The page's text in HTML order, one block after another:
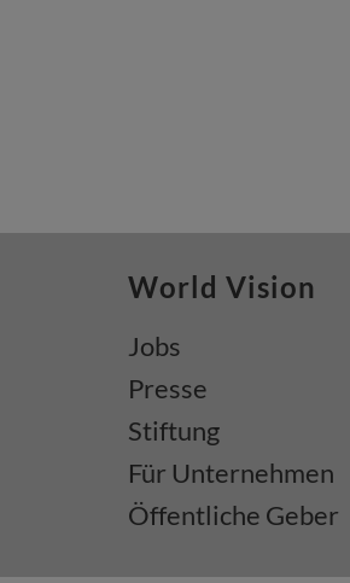
World Vision
Jobs
Presse
Stiftung
Für Unternehmen
Öffentliche Geber